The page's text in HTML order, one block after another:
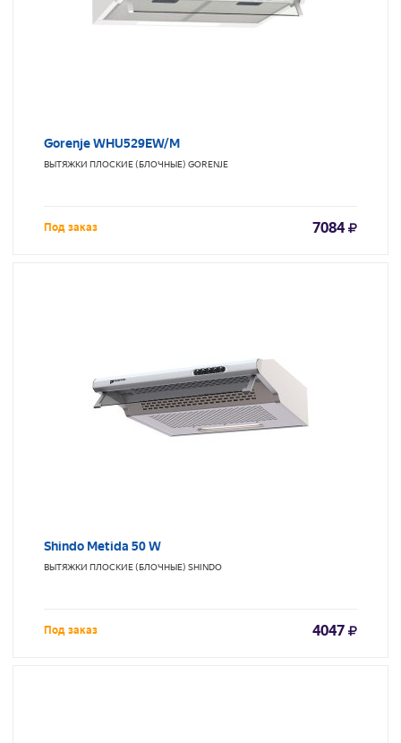
Gorenje WHU529EW/M
ВЫТЯЖКИ ПЛОСКИЕ (БЛОЧНЫЕ) GORENJE
Под заказ 7084
Shindo Metida 50 W
ВЫТЯЖКИ ПЛОСКИЕ (БЛОЧНЫЕ) SHINDO
Под заказ 4047